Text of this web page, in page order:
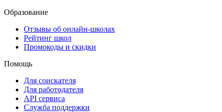
Образование
Отзывы об онлайн-школах
Рейтинг школ
Промокоды и скидки
Помощь
Для соискателя
Для работодателя
API сервиса
Служба поддержки